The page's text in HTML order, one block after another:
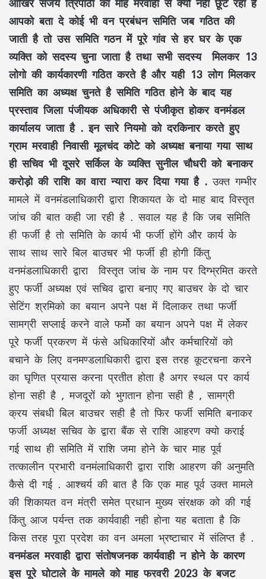
आपको बता दे कोई भी वन प्रबंधन समिति जब गठित की
जाती है तो उस समिति गठन में पूरे गांव से हर घर के एक
व्यक्ति को सदस्य चुना जाता है तथा सभी सदस्य मिलकर 13
लोगो की कार्यकारणी गठित करते है और यही 13 लोग मिलकर
समिति का अध्यक्ष चुनते है समिति गठित होने के बाद यह
प्रस्ताव जिला पंजीयक अधिकारी से पंजीकृत होकर वनमंडल
कार्यालय जाता है . इन सारे नियमो को दरकिनार करते हुए
ग्राम मरवाही निवासी मूलचंद कोटे को अध्यक्ष बनाया गया साथ
ही सचिव भी दूसरे सर्किल के व्यक्ति सुनील चौधरी को बनाकर
करोड़ो की राशि का वारा न्यारा कर दिया गया है . उक्त गम्भीर
मामले में वनमंडलाधिकारी द्वारा शिकायत के दो माह बाद विस्तृत
जांच की बात कही जा रही है . सवाल यह है कि जब समिति
ही फर्जी है तो समिति के कार्य भी फर्जी होंगे और कार्य के
साथ साथ सारे बिल बाउचर भी फर्जी ही होगी किंतु
वनमंडलाधिकारी द्वारा विस्तृत जांच के नाम पर दिग्भ्रमित करते
हुए फर्जी अध्यक्ष एवं सचिव द्वारा बनाए गए बाउचर के दो चार
सेटिंग श्रमिको का बयान अपने पक्ष में दिलाकर तथा फर्जी
सामग्री सप्लाई करने वाले फर्मो का बयान अपने पक्ष में लेकर
पूरे फर्जी प्रकरण में फंसे अधिकारियों और कर्मचारियों को
बचाने के लिए वनमण्डलाधिकारी द्वारा इस तरह कूटरचना करने
का घृणित प्रयास करना प्रतीत होता है अगर स्थल पर कार्य
होना सही है , मजदूरों को भुगतान होना सही है , सामग्री
क्रय संबधी बिल बाउचर सही है तो फिर फर्जी समिति बनाकर
फर्जी अध्यक्ष सचिव के द्वारा बैंक से राशि आहरण क्यो कराई
गई साथ ही समिति में राशि जमा होने के चार माह पूर्व
तत्कालीन प्रभारी वनमंलाधिकारी द्वारा राशि आहरण की अनुमति
कैसे दी गई . आश्चर्य की बात है कि एक माह पूर्व उक्त मामले
की शिकायत वन मंत्री समेत प्रधान मुख्य संरक्षक को की गई
किंतु आज पर्यन्त तक कार्यवाही नही होना यह बताता है कि
किस तरह पूरा प्रदेश का वन अमला भ्रष्टाचार में संलिप्त है .
वनमंडल मरवाही द्वारा संतोषजनक कार्यवाही न होने के कारण
इस पूरे घोटाले के मामले को माह फरवरी 2023 के बजट